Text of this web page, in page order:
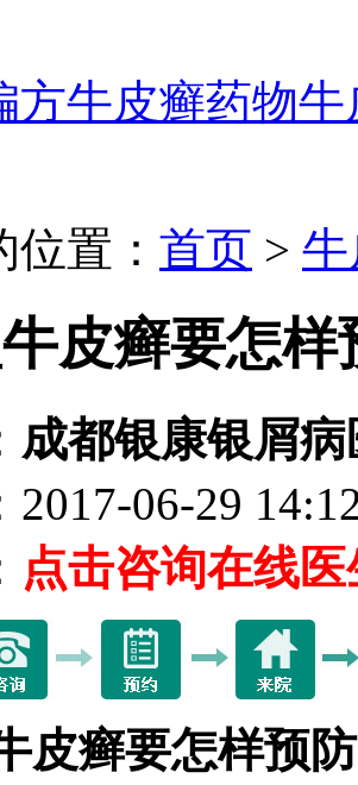
方牛皮癣药物牛
置： 首页 >
皮癣要怎样
成都银康银屑病
2017-06-29
点击咨询在线医
皮癣要怎样预